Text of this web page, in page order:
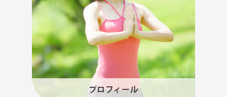
プロフィール